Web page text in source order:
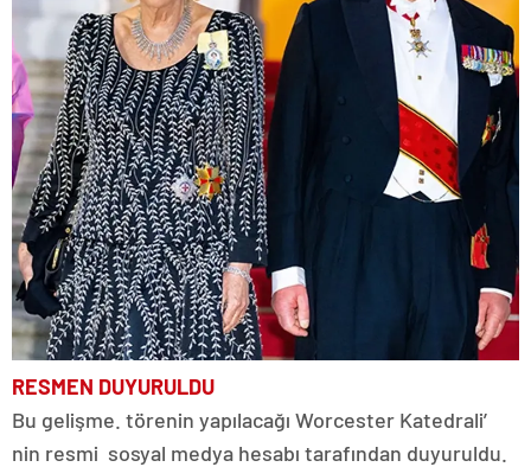
RESMEN DUYURULDU
Bu gelişme. törenin yapılacağı Worcester Katedrali’
nin resmi sosyal medya hesabı tarafından duyuruldu.